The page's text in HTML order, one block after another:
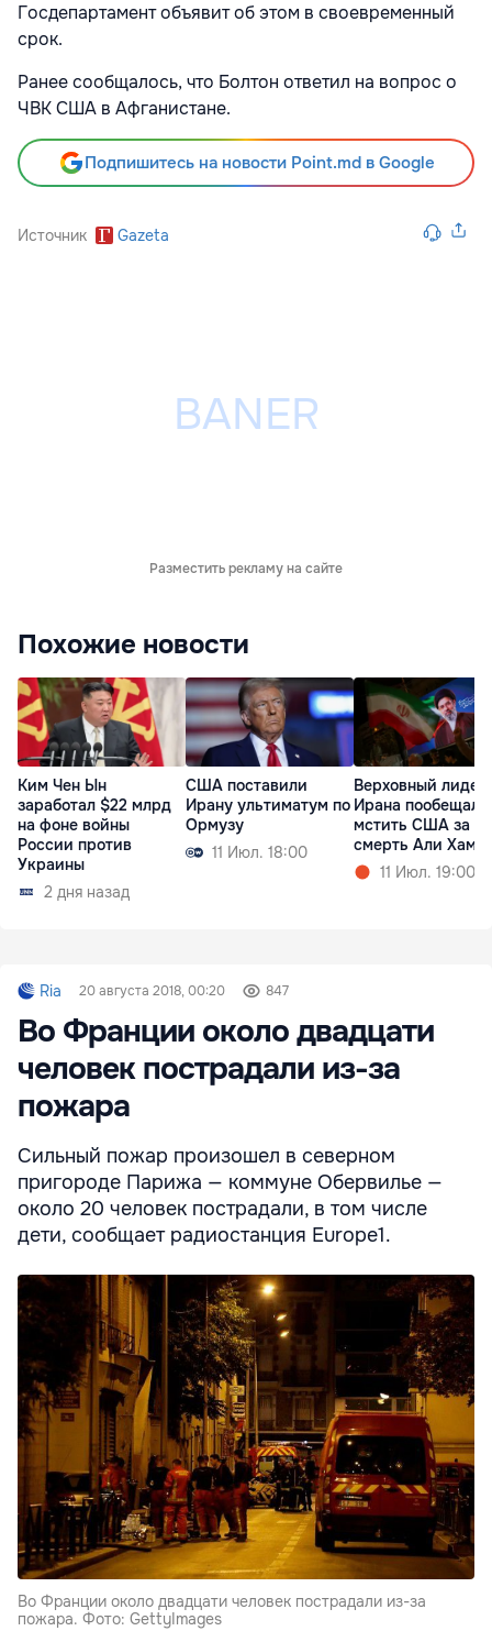
Госдепартаментобъявит об этом в своевременный
срок.
Ранее сообщалось, что Болтон ответил на вопрос о
ЧВК США в Афганистане.
Подпишитесь на новости Point.md в Google
Источник Gazeta
Разместить рекламу на сайте
Похожие новости
Ким Чен Ын
заработал $22 млрд
на фоне войны
России против
Украины
2 дня назад
США поставили
Ирану ультиматум по
Ормузу
11 Июл. 18:00
Верховный лидер
Ирана пообещал
мстить США за
смерть Али
11 Июл. 19:00
Ria 20 августа 2018, 00:20 847
Во Франции около двадцати
человек пострадали из-за
пожара
Сильный пожар произошел в северном
пригороде Парижа — коммуне Обервилье —
около 20 человек пострадали, в том числе
дети, сообщает радиостанция Europe1.
Во Франции около двадцати человек пострадали из-за
пожара. Фото: GettyImages